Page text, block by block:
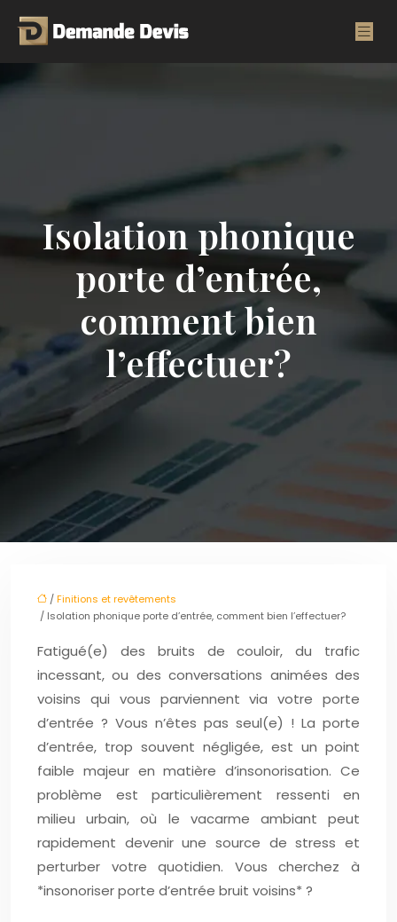
Isolation phonique
porte d’entrée,
comment bien
l’effectuer?
/Finitions et revêtements
/ Isolation phonique porte d’entrée, comment bien l’effectuer?
Fatigué(e) des bruits de couloir, du trafic
incessant, ou des conversations animées des
voisins qui vous parviennent via votre porte
d’entrée ? Vous n’êtes pas seul(e) ! La porte
d’entrée, trop souvent négligée, est un point
faible majeur en matière d’insonorisation. Ce
problème est particulièrement ressenti en
milieu urbain, où le vacarme ambiant peut
rapidement devenir une source de stress et
perturber votre quotidien. Vous cherchez à
*insonoriser porte d’entrée bruit voisins* ?